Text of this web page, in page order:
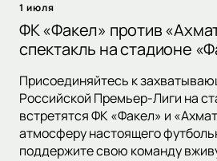
1 июля
ФК «Факел» против
спектакль на стадионе
Присоединяйтесь к
Российской Премьер-Лиги на
встретятся ФК «Факел» и
атмосферу настоящего
поддержите свою команду